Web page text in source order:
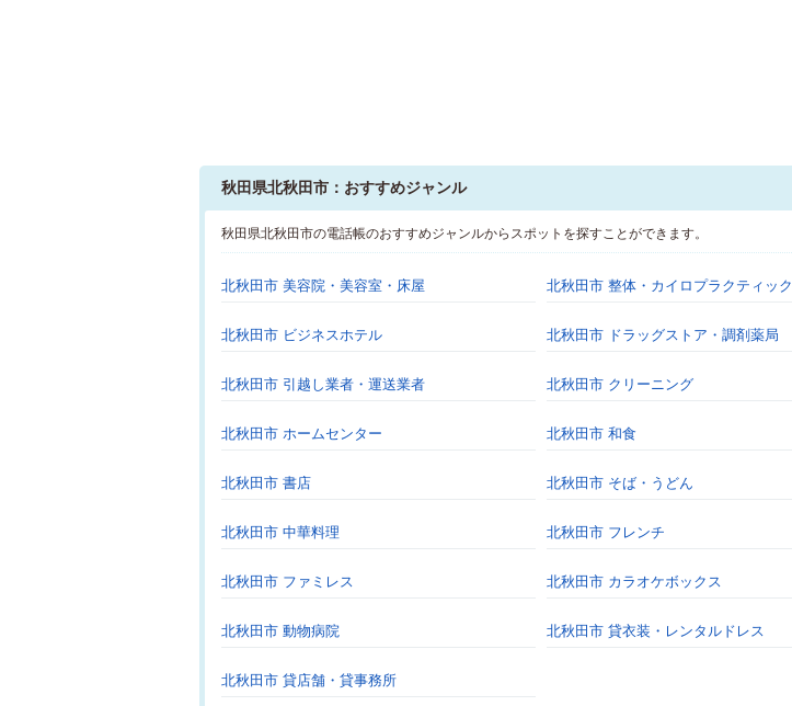
秋田県北秋田市：おすすめジャンル
秋田県北秋田市の電話帳のおすすめジャンルからスポットを探すことができます。
北秋田市 美容院・美容室・床屋 北秋田市 整体・カイロプラクティック
北秋田市 ビジネスホテル 北秋田市 ドラッグストア・調剤薬局
北秋田市 引越し業者・運送業者 北秋田市 クリーニング
北秋田市 ホームセンター 北秋田市 和食
北秋田市 書店 北秋田市 そば・うどん
北秋田市 中華料理 北秋田市 フレンチ
北秋田市 ファミレス 北秋田市 カラオケボックス
北秋田市 動物病院 北秋田市 貸衣装・レンタルドレス
北秋田市 貸店舗・貸事務所